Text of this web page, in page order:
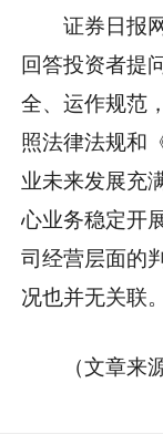
证券日报
回答投资者提
全、运作规范
照法律法规和
业未来发展充
心业务稳定开
司经营层面的
况也并无关联。
（文章来